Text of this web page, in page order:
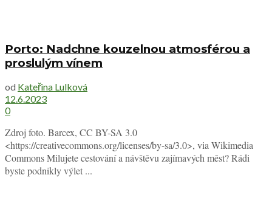
Porto: Nadchne kouzelnou atmosférou a
proslulým vínem
od Kateřina Lulková
12.6.2023
0
Zdroj foto. Barcex, CC BY-SA 3.0
<https://creativecommons.org/licenses/by-sa/3.0>, via Wikimedia
Commons Milujete cestování a návštěvu zajímavých měst? Rádi
byste podnikly výlet ...